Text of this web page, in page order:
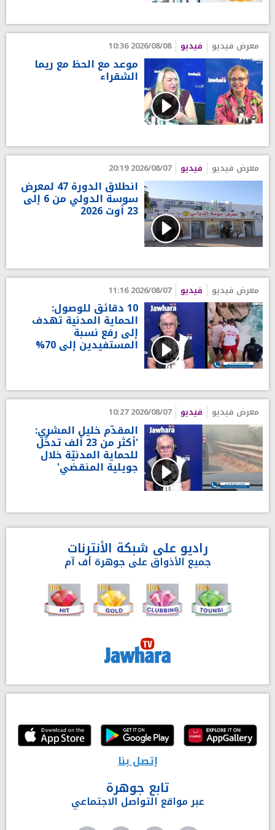
معرض فيديو فيديو 2026/08/08 10:36
موعد مع الحظ مع ريما
الشقراء
معرض فيديو فيديو 2026/08/07 20:19
انطلاق الدورة 47 لمعرض
سوسة الدولي من 6 إلى
23 أوت 2026
معرض فيديو فيديو 2026/08/07 11:16
10 دقائق للوصول:
الحماية المدنية تهدف
إلى رفع نسبة
المستفيدين إلى 70%
معرض فيديو فيديو 2026/08/07 10:27
المقدّم خليل المشري:
'أكثر من 23 ألف تدخّل
للحماية المدنيّة خلال
جويلية المنقضي'
راديو على شبكة الأنترنات
جميع الأذواق على جوهرة أف آم
إتصل بنا
تابع جوهرة
عبر مواقع التواصل الاجتماعي